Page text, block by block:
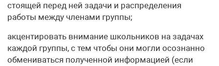
стоящей перед ней задачи и распределения
работы между членами группы;
акцентировать внимание школьников на задачах
каждой группы, с тем чтобы они могли осознанно
обмениваться полученной информацией (если